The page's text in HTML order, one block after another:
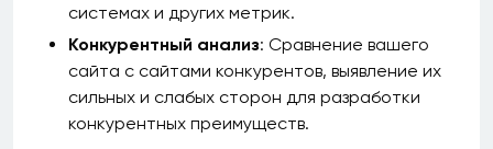
системах и других метрик.
Конкурентный анализ: Сравнение вашего
сайта с сайтами конкурентов, выявление их
сильных и слабых сторон для разработки
конкурентных преимуществ.